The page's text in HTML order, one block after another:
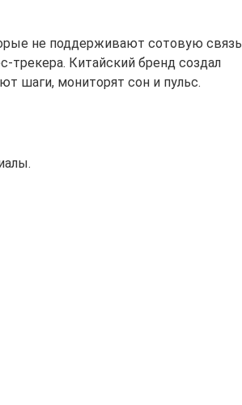
не поддерживают сотовую связь
трекера. Китайский бренд создал
шаги, мониторят сон и пульс.